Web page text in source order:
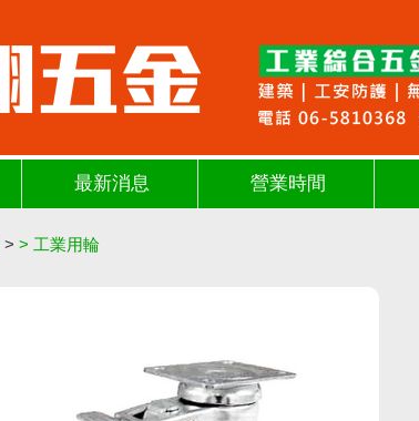
最新消息 營業時間
> > 工業用輪